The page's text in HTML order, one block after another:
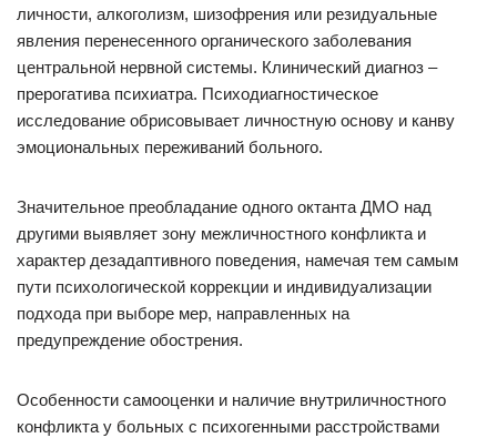
личности, алкоголизм, шизофрения или резидуальные
явления перенесенного органического заболевания
центральной нервной системы. Клинический диагноз –
прерогатива психиатра. Психодиагностическое
исследование обрисовывает личностную основу и канву
эмоциональных переживаний больного.
Значительное преобладание одного октанта ДМО над
другими выявляет зону межличностного конфликта и
характер дезадаптивного поведения, намечая тем самым
пути психологической коррекции и индивидуализации
подхода при выборе мер, направленных на
предупреждение обострения.
Особенности самооценки и наличие внутриличностного
конфликта у больных с психогенными расстройствами